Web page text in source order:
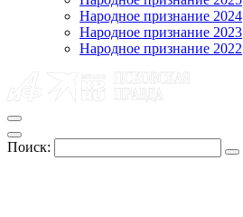
Народное признание 2024
Народное признание 2023
Народное признание 2022
Поиск: